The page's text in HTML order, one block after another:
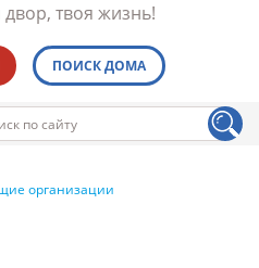
твоя жизнь!
ПОИСК ДОМА
организации